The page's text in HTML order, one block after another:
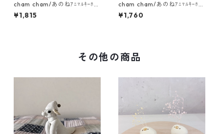
cham cham/あのねｱﾆﾏﾙｷｰﾎﾙ
ﾀﾞｰ（うさぎ・りす）
¥1,815
cham cham/あのねｱﾆﾏﾙｷｰﾎﾙ
ﾀﾞｰ（くま）
¥1,760
その他の商品